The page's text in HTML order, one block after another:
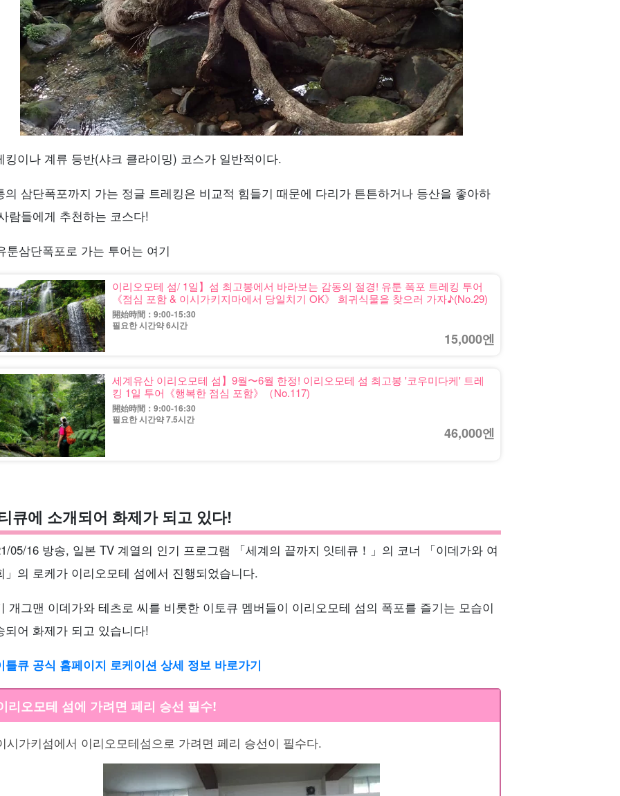
킹이나 계류 등반(샤크 클라이밍) 코스가 일반적이다.
의 삼단폭포까지 가는 정글 트레킹은 비교적 힘들기 때문에 다리가 튼튼하거나 등산을 좋아하
람들에게 추천하는 코스다!
툰삼단폭포로 가는 투어는 여기
이리오모테 섬/ 1일】섬 최고봉에서 바라보는 감동의 절경! 유툰 폭포 트레킹 투어
《점심 포함 & 이시가키지마에서 당일치기 OK》 희귀식물을 찾으러 가자♪(No.29)
開始時間：9:00-15:30
필요한 시간약 6시간
15,000엔
세계유산 이리오모테 섬】9월〜6월 한정! 이리오모테 섬 최고봉 '코우미다케' 트레
킹 1일 투어《행복한 점심 포함》（No.117)
開始時間：9:00-16:30
필요한 시간약 7.5시간
46,000엔
큐에 소개되어 화제가 되고 있다!
05/16 방송, 일본 TV 계열의 인기 프로그램 「세계의 끝까지 잇테큐！」의 코너 「이데가와 여
」의 로케가 이리오모테 섬에서 진행되었습니다.
개그맨 이데가와 테츠로 씨를 비롯한 이토큐 멤버들이 이리오모테 섬의 폭포를 즐기는 모습이
되어 화제가 되고 있습니다!
큐 공식 홈페이지 로케이션 상세 정보 바로가기
리오모테 섬에 가려면 페리 승선 필수!
시가키섬에서 이리오모테섬으로 가려면 페리 승선이 필수다.